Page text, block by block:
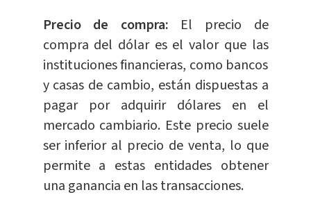
Precio de compra: El precio de
compra del dólar es el valor que las
instituciones financieras, como bancos
y casas de cambio, están dispuestas a
pagar por adquirir dólares en el
mercado cambiario. Este precio suele
ser inferior al precio de venta, lo que
permite a estas entidades obtener
una ganancia en las transacciones.